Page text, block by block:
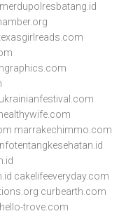
marrakechimmo.com
cakelifeeveryday.com
curbearth.com
hello-trove.com